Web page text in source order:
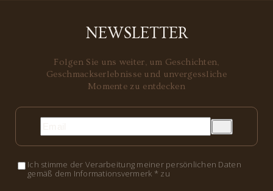
NEWSLETTER
Folgen Sie uns weiter, um Geschichten,
Geschmackserlebnisse und unvergessliche
Momente zu entdecken
Ich stimme der Verarbeitung meiner persönlichen Daten
gemäß dem Informationsvermerk * zu